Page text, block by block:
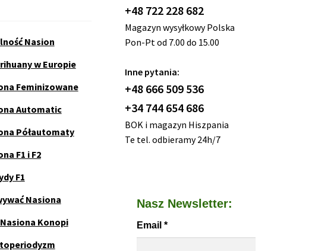
Nasion
w Europie
Feminizowane
Automatic
Półautomaty
F1 i F2
F1
Nasiona
Konopi
+48 722 228 682
Magazyn wysyłkowy Polska
Pon-Pt od 7.00 do 15.00
Inne pytania:
+48 666 509 536
+34 744 654 686
BOK i magazyn Hiszpania
Te tel. odbieramy 24h/7
Nasz Newsletter:
Email *